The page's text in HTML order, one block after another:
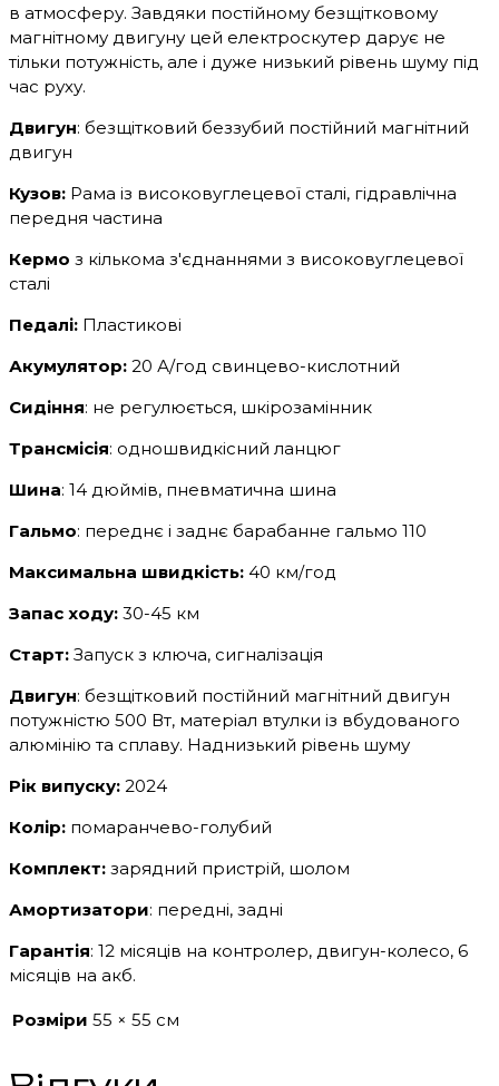
в атмосферу. Завдяки постійному безщітковому
магнітному двигуну цей електроскутер дарує не
тільки потужність, але і дуже низький рівень шуму під
час руху.
Двигун: безщітковий беззубий постійний магнітний
двигун
Кузов: Рама із високовуглецевої сталі, гідравлічна
передня частина
Кермо з кількома з'єднаннями з високовуглецевої
сталі
Педалі: Пластикові
Акумулятор: 20 А/год свинцево-кислотний
Сидіння: не регулюється, шкірозамінник
Трансмісія: одношвидкісний ланцюг
Шина: 14 дюймів, пневматична шина
Гальмо: переднє і заднє барабанне гальмо 110
Максимальна швидкість: 40 км/год
Запас ходу: 30-45 км
Старт: Запуск з ключа, сигналізація
Двигун: безщітковий постійний магнітний двигун
потужністю 500 Вт, матеріал втулки із вбудованого
алюмінію та сплаву. Наднизький рівень шуму
Рік випуску: 2024
Колір: помаранчево-голубий
Комплект: зарядний пристрій, шолом
Амортизатори: передні, задні
Гарантія: 12 місяців на контролер, двигун-колесо, 6
місяців на акб.
Розміри 55 × 55 см